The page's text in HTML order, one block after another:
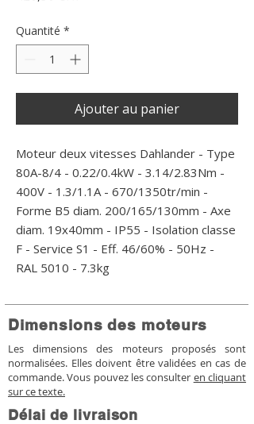
Quantité *
Ajouter au panier
Moteur deux vitesses Dahlander - Type
80A-8/4 - 0.22/0.4kW - 3.14/2.83Nm -
400V - 1.3/1.1A - 670/1350tr/min -
Forme B5 diam. 200/165/130mm - Axe
diam. 19x40mm - IP55 - Isolation classe
F - Service S1 - Eff. 46/60% - 50Hz -
RAL 5010 - 7.3kg
Dimensions des moteurs
Les dimensions des moteurs proposés sont
normalisées. Elles doivent être validées en cas de
commande. Vous pouvez les consulter en cliquant
sur ce texte.
Délai de livraison